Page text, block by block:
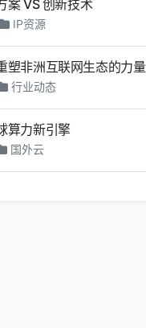
案 VS 创新技术
IP资源
塑非洲互联网生态的力量
行业动态
算力新引擎
国外云